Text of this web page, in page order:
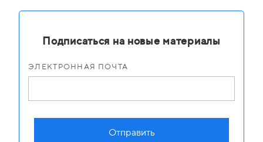
Подписаться на новые материалы
ЭЛЕКТРОННАЯ ПОЧТА
Отправить